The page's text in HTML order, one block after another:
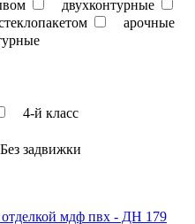
двухконтурные
арочные
4-й класс
Без задвижки